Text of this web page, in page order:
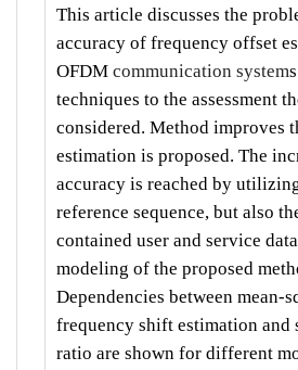
This article discusses the
accuracy of frequency offset
OFDM communication system
techniques to the assessment
considered. Method improves
estimation is proposed. The
accuracy is reached by
reference sequence, but also
contained user and service
modeling of the proposed
Dependencies between mean-
frequency shift estimation and
ratio are shown for different